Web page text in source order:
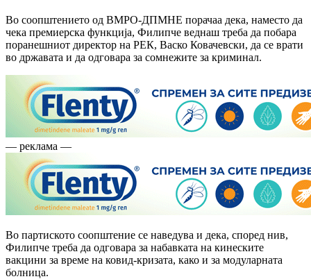
Во соопштението од ВМРО-ДПМНЕ порачаа дека, наместо да
чека премиерска функција, Филипче веднаш треба да побара
поранешниот директор на РЕК, Васко Ковачевски, да се врати
во државата и да одговара за сомнежите за криминал.
— реклама —
Во партиското соопштение се наведува и дека, според нив,
Филипче треба да одговара за набавката на кинеските
вакцини за време на ковид-кризата, како и за модуларната
болница.